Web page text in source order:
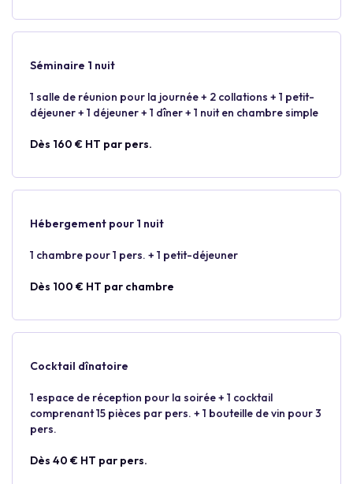
Séminaire 1 nuit
1 salle de réunion pour la journée + 2 collations + 1 petit-
déjeuner + 1 déjeuner + 1 dîner + 1 nuit en chambre simple
Dès 160 € HT par pers.
Hébergement pour 1 nuit
1 chambre pour 1 pers. + 1 petit-déjeuner
Dès 100 € HT par chambre
Cocktail dînatoire
1 espace de réception pour la soirée + 1 cocktail
comprenant 15 pièces par pers. + 1 bouteille de vin pour 3
pers.
Dès 40 € HT par pers.